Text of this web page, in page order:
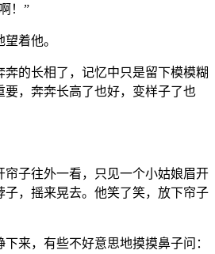
！”
着他。
的长相了，记忆中只是留下模模糊
要，奔奔长高了也好，变样子了也
帘子往外一看，只见一个小姑娘眉开
子，摇来晃去。他笑了笑，放下帘子
来，有些不好意思地摸摸鼻子问：